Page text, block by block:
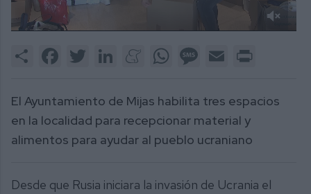
1
Share FacebookTwitter LinkedInMeneameWhatsAppMessage
Email
El Ayuntamiento de Mijas habilita tres espacios
en la localidad para recepcionar material y
alimentos para ayudar al pueblo ucraniano
Desde que Rusia iniciara la invasión de Ucrania el